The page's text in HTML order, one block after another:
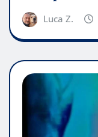
Luca Z.